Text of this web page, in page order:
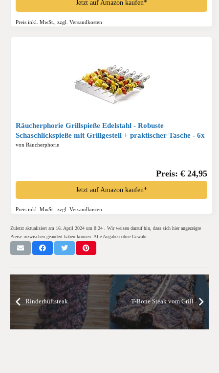
Jetzt auf Amazon kaufen*
Preis inkl. MwSt., zzgl. Versandkosten
Räucherphorie Grillspieße Edelstahl - Robuste
Schaschlickspieße mit Grillgestell + praktischer Tasche - 6x
lange Spieße für Fleisch, Gemüße und Vegane Alterantiven
von Räucherphorie
Preis: € 24,95
Jetzt auf Amazon kaufen*
Preis inkl. MwSt., zzgl. Versandkosten
Zuletzt aktualisiert am 16. April 2024 um 8:24 . Wir weisen darauf hin, dass sich hier angezeigte
Preise inzwischen geändert haben können. Alle Angaben ohne Gewähr.
Rinderhüftsteak T-Bone Steak vom Grill